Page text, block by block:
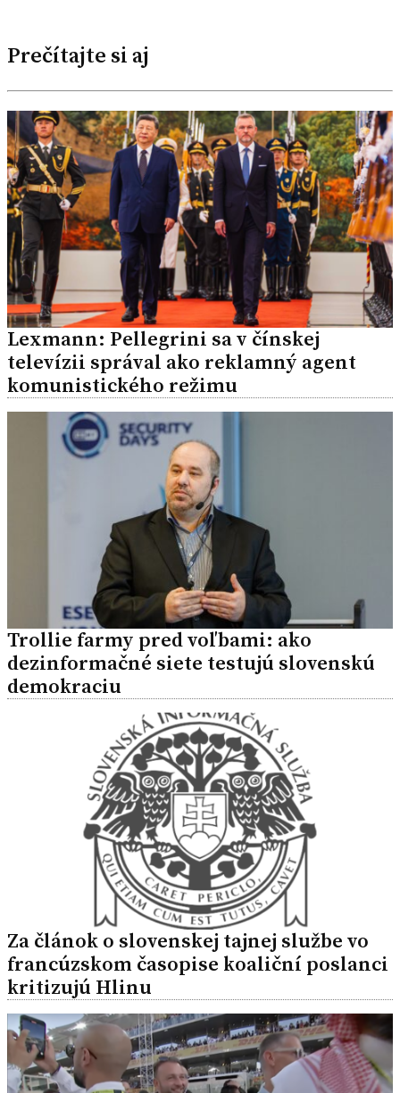
Prečítajte si aj
Lexmann: Pellegrini sa v čínskej
televízii správal ako reklamný agent
komunistického režimu
Trollie farmy pred voľbami: ako
dezinformačné siete testujú slovenskú
demokraciu
Za článok o slovenskej tajnej službe vo
francúzskom časopise koaliční poslanci
kritizujú Hlinu